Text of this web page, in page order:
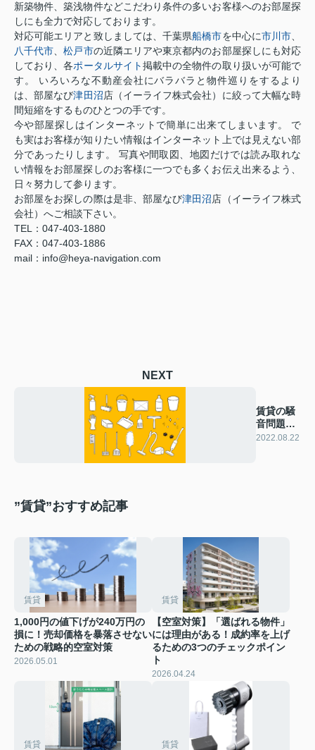
新築物件、築浅物件などこだわり条件の多いお客様へのお部屋探
しにも全力で対応しております。
対応可能エリアと致しましては、千葉県船橋市を中心に市川市、
八千代市、松戸市の近隣エリアや東京都内のお部屋探しにも対応
しており、各ポータルサイト掲載中の全物件の取り扱いが可能で
す。 いろいろな不動産会社にバラバラと物件巡りをするより
は、部屋なび津田沼店（イーライフ株式会社）に絞って大幅な時
間短縮をするものひとつの手です。
今や部屋探しはインターネットで簡単に出来てしまいます。 で
も実はお客様が知りたい情報はインターネット上では見えない部
分であったりします。 写真や間取図、地図だけでは読み取れな
い情報をお部屋探しのお客様に一つでも多くお伝え出来るよう、
日々努力して参ります。
お部屋をお探しの際は是非、部屋なび津田沼店（イーライフ株式
会社）へご相談下さい。
TEL：047-403-1880
FAX：047-403-1886
mail：info@heya-navigation.com
NEXT
賃貸の騒
音問題
掃除機・
2022.08.22
”賃貸”おすすめ記事
賃貸
1,000円の値下げが240万円の
損に！売却価格を暴落させない
ための戦略的空室対策
2026.05.01
賃貸
【空室対策】「選ばれる物件」
には理由がある！成約率を上げ
るための3つのチェックポイン
ト
2026.04.24
賃貸 賃貸